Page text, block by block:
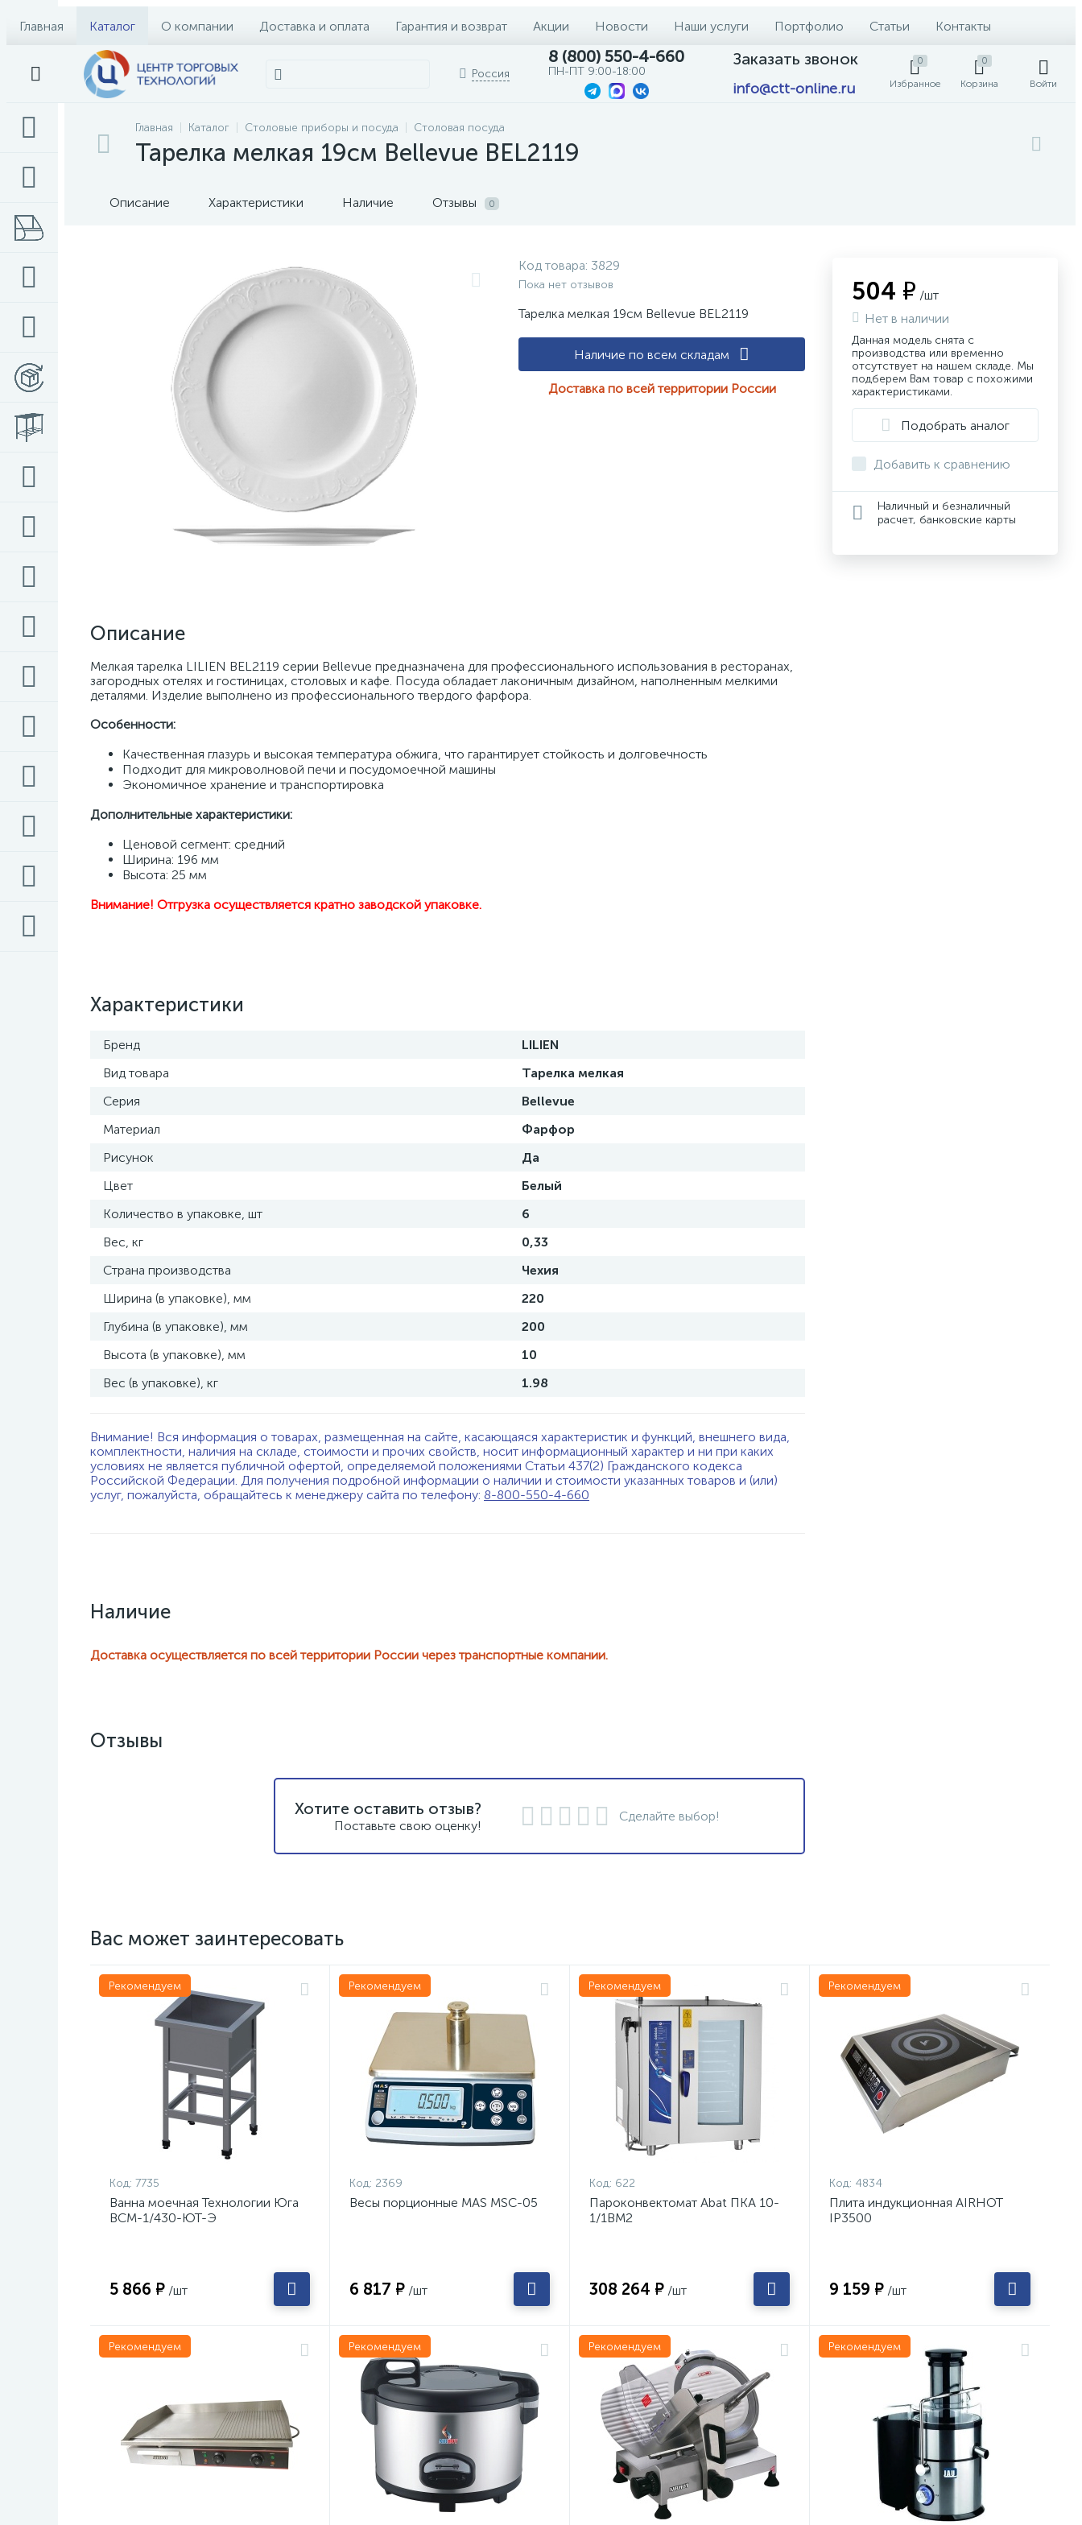
Главная Каталог О компании Доставка и оплата Гарантия и возврат Акции Новости Наши услуги Портфолио Статьи Контакты
Россия
8 (800) 550-4-660
ПН-ПТ 9:00-18:00
Заказать звонок
info@ctt-online.ru
0
Избранное
0
Корзина Войти
Главная Каталог Столовые приборы и посуда Столовая посуда
Тарелка мелкая 19см Bellevue BEL2119
Описание Характеристики Наличие Отзывы 0
Код товара: 3829
Пока нет отзывов
Тарелка мелкая 19см Bellevue BEL2119
Наличие по всем складам
Доставка по всей территории России
Описание
Мелкая тарелка LILIEN BEL2119 серии Bellevue предназначена для профессионального использования в ресторанах,
загородных отелях и гостиницах, столовых и кафе. Посуда обладает лаконичным дизайном, наполненным мелкими
деталями. Изделие выполнено из профессионального твердого фарфора.
Особенности:
Качественная глазурь и высокая температура обжига, что гарантирует стойкость и долговечность
Подходит для микроволновой печи и посудомоечной машины
Экономичное хранение и транспортировка
Дополнительные характеристики:
Ценовой сегмент: средний
Ширина: 196 мм
Высота: 25 мм
Внимание! Отгрузка осуществляется кратно заводской упаковке.
Характеристики
Бренд
LILIEN
Вид товара
Тарелка мелкая
Серия
Bellevue
Материал
Фарфор
Рисунок
Да
Цвет
Белый
Количество в упаковке, шт
6
Вес, кг
0,33
Страна производства
Чехия
Ширина (в упаковке), мм
220
Глубина (в упаковке), мм
200
Высота (в упаковке), мм
10
Вес (в упаковке), кг
1.98
Внимание! Вся информация о товарах, размещенная на сайте, касающаяся характеристик и функций, внешнего вида,
комплектности, наличия на складе, стоимости и прочих свойств, носит информационный характер и ни при каких
условиях не является публичной офертой, определяемой положениями Статьи 437(2) Гражданского кодекса
Российской Федерации. Для получения подробной информации о наличии и стоимости указанных товаров и (или)
услуг, пожалуйста, обращайтесь к менеджеру сайта по телефону: 8-800-550-4-660
Наличие
Доставка осуществляется по всей территории России через транспортные компании.
504 ₽ /шт
Нет в наличии
Данная модель снята с
производства или временно
отсутствует на нашем складе. Мы
подберем Вам товар с похожими
характеристиками.
Подобрать аналог
Добавить к сравнению
Наличный и безналичный
расчет, банковские карты
Отзывы
Хотите оставить отзыв?
Поставьте свою оценку!
Сделайте выбор!
Вас может заинтересовать
Рекомендуем
Код: 7735
Ванна моечная Технологии Юга
ВСМ-1/430-ЮТ-Э
5 866 ₽ /шт
Рекомендуем
Код: 2369
Весы порционные MAS MSC-05
6 817 ₽ /шт
Рекомендуем
Код: 622
Пароконвектомат Abat ПКА 10-
1/1ВМ2
308 264 ₽ /шт
Рекомендуем
Код: 4834
Плита индукционная AIRHOT
IP3500
9 159 ₽ /шт
Рекомендуем Рекомендуем Рекомендуем Рекомендуем